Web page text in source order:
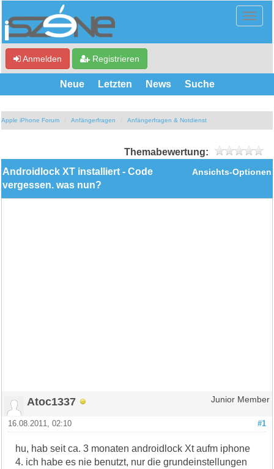
Anmelden Registrieren
Neue Letzten News Suche
Apple iPhone Forum Anfängerfragen Anfängerfragen & Notdienst
Themabewertung:
Ansichts-Optionen
Androidlock XT installiert - Code
vergessen. was nun?
Atoc1337 Junior Member
#1
16.08.2011, 02:10
hu, hab seit ca. 3 monaten androidlock Xt aufm iphone
4. ich habe es nie benutzt, nur die grundeinstellungen